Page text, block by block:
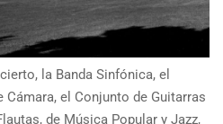
la Banda Sinfónica, el
el Conjunto de Guitarras
de Música Popular y Jazz,